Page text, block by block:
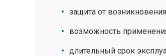
защита от
возможность
длительный срок